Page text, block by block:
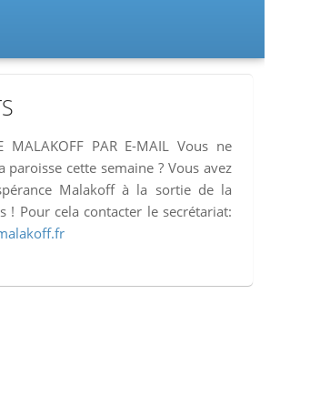
MALAKOFF PAR E-MAIL Vous ne
paroisse cette semaine ? Vous avez
Malakoff à la sortie de la
! Pour cela contacter le secrétariat: